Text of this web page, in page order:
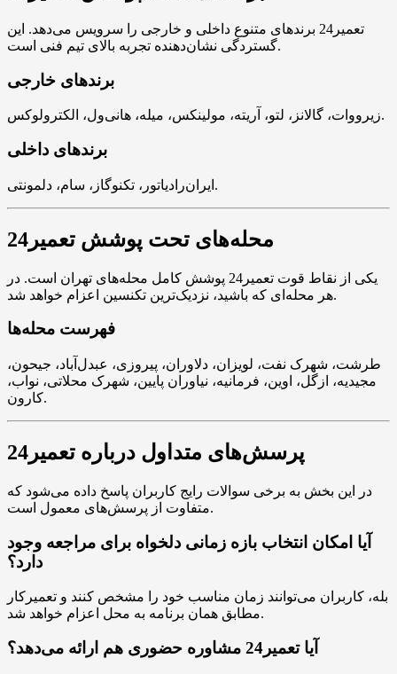
تعمیر24 برندهای متنوع داخلی و خارجی را سرویس می‌دهد. این
گستردگی نشان‌دهنده تجربه بالای تیم فنی است.
برندهای خارجی
زیرووات، گالانز، لتو، آریته، مولینکس، میله، هانی‌ول، الکترولوکس.
برندهای داخلی
ایران‌رادیاتور، تکنوگاز، سام، دلمونتی.
محله‌های تحت پوشش تعمیر24
یکی از نقاط قوت تعمیر24 پوشش کامل محله‌های تهران است. در
هر محله‌ای که باشید، نزدیک‌ترین تکنسین اعزام خواهد شد.
فهرست محله‌ها
طرشت، شهرک نفت، لویزان، دلاوران، پیروزی، عبدل‌آباد، جیحون،
مجیدیه، ازگل، اوین، فرمانیه، نیاوران پایین، شهرک محلاتی، نواب،
کارون.
پرسش‌های متداول درباره تعمیر24
در این بخش به برخی سوالات رایج کاربران پاسخ داده می‌شود که
متفاوت از پرسش‌های معمول است.
آیا امکان انتخاب بازه زمانی دلخواه برای مراجعه وجود
دارد؟
بله، کاربران می‌توانند زمان مناسب خود را مشخص کنند و تعمیرکار
مطابق همان برنامه به محل اعزام خواهد شد.
آیا تعمیر24 مشاوره حضوری هم ارائه می‌دهد؟